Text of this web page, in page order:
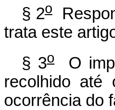
§ 2o
trata este
§ 3o
O
recolhido até
ocorrência do